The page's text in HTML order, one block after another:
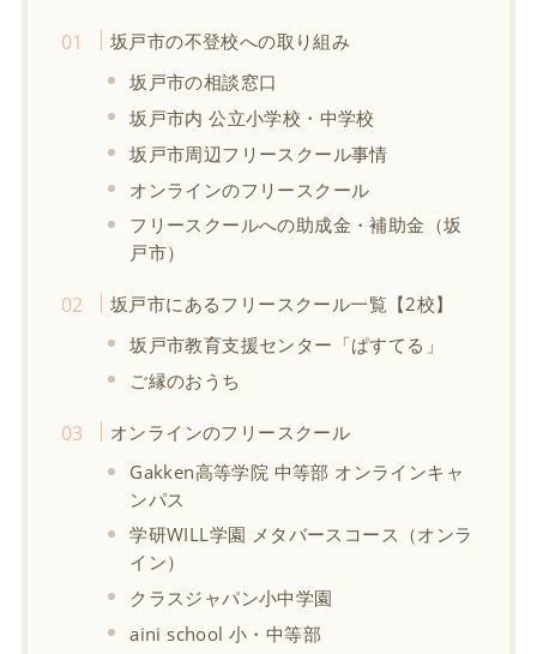
坂戸市の不登校への取り組み
坂戸市の相談窓口
坂戸市内 公立小学校・中学校
坂戸市周辺フリースクール事情
オンラインのフリースクール
フリースクールへの助成金・補助金（坂
戸市）
坂戸市にあるフリースクール一覧【2校】
坂戸市教育支援センター「ぱすてる」
ご縁のおうち
オンラインのフリースクール
Gakken高等学院 中等部 オンラインキャ
ンパス
学研WILL学園 メタバースコース（オンラ
イン）
クラスジャパン小中学園
aini school 小・中等部